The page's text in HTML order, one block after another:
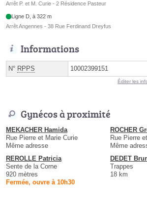
Arrêt P. et M. Curie - 2 Résidence Pasteur
Ligne D, à 322 m
Arrêt Angennes - 38 Rue Ferdinand Dreyfus
Informations
N° RPPS 10002399151
Éditer les
Gynécos à proximité
MEKACHER Hamida
Rue Pierre et Marie Curie
Même adresse
ROCHER
Rue Pierre
Même
REROLLE Patricia
Sente de la Corne
920 mètres
Fermée, ouvre à 10h30
DEDET
Trappes
18 km